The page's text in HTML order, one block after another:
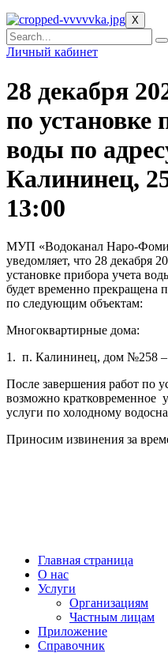
X
Личный кабинет
28 декабря
по установке
воды по
Калининец,
13:00
МУП «Водоканал Наро-
уведомляет, что 28 декабря
установке прибора учета
будет временно прекращена
по следующим объектам:
Многоквартирные дома:
1. п. Калининец, дом №258 –
После завершения работ по
возможно кратковременное
услуги по холодному
Приносим извинения за
Главная страница
О нас
Услуги
Организациям
Частным лицам
Приложение
Справочник